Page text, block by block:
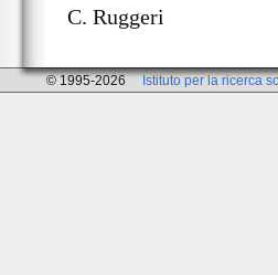
C. Ruggeri
© 1995-2026 Istituto per la ricerca